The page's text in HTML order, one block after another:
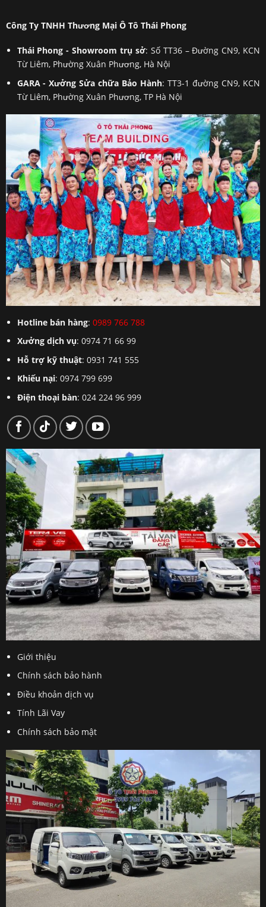
Công Ty TNHH Thương Mại Ô Tô Thái Phong
Thái Phong - Showroom trụ sở: Số TT36 – Đường CN9, KCN
Từ Liêm, Phường Xuân Phương, Hà Nội
GARA - Xưởng Sửa chữa Bảo Hành: TT3-1 đường CN9, KCN
Từ Liêm, Phường Xuân Phương, TP Hà Nội
Hotline bán hàng: 0989 766 788
Xưởng dịch vụ: 0974 71 66 99
Hỗ trợ kỹ thuật: 0931 741 555
Khiếu nại: 0974 799 699
Điện thoại bàn: 024 224 96 999
Giới thiệu
Chính sách bảo hành
Điều khoản dịch vụ
Tính Lãi Vay
Chính sách bảo mật